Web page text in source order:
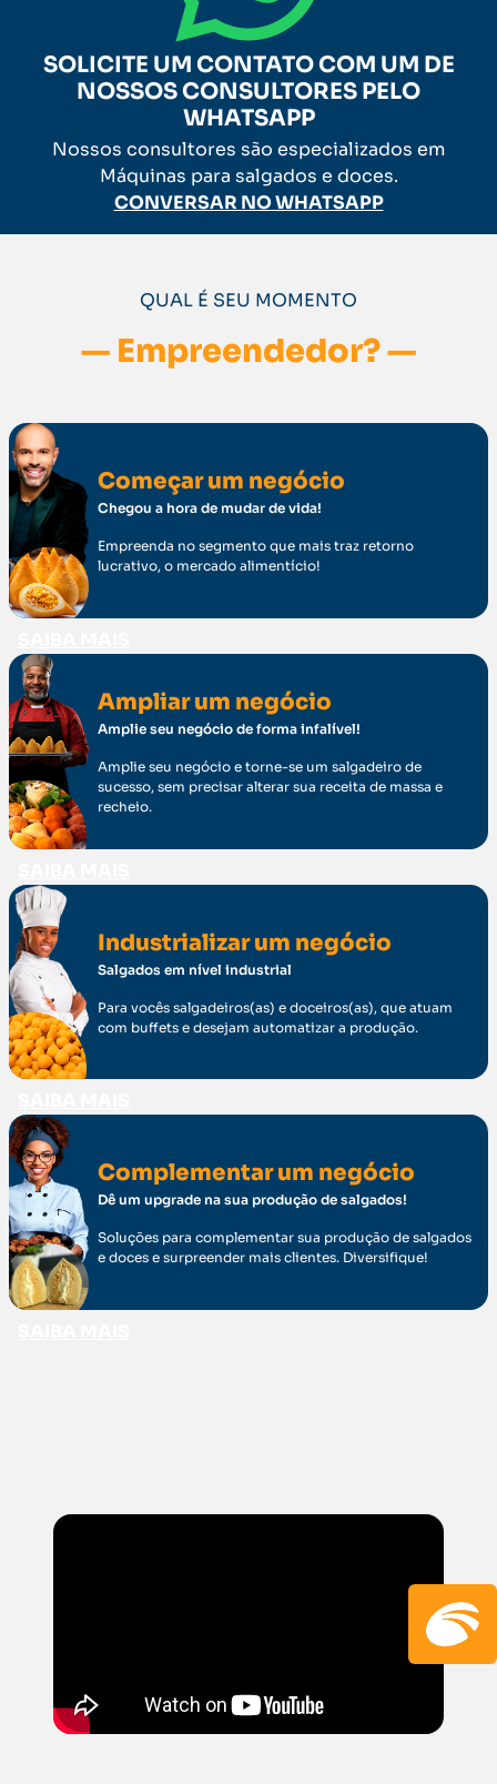
SOLICITE UM CONTATO COM UM DE
NOSSOS CONSULTORES PELO
WHATSAPP
Nossos consultores são especializados em
Máquinas para salgados e doces.
CONVERSAR NO WHATSAPP
QUAL É SEU MOMENTO
— Empreendedor? —
Começar um negócio
Chegou a hora de mudar de vida!
Empreenda no segmento que mais traz retorno
lucrativo, o mercado alimentício!
Ampliar um negócio
Amplie seu negócio de forma infalível!
Amplie seu negócio e torne-se um salgadeiro de
sucesso, sem precisar alterar sua receita de massa e
recheio.
Industrializar um negócio
Salgados em nível industrial
Para vocês salgadeiros(as) e doceiros(as), que atuam
com buffets e desejam automatizar a produção.
Complementar um negócio
Dê um upgrade na sua produção de salgados!
Soluções para complementar sua produção de salgados
e doces e surpreender mais clientes. Diversifique!